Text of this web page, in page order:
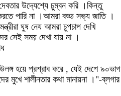
উদ্যেশ্যে চুম্বন করি ।কিন্তু
পারি না ।আমরা বড্ড সভ্য জাতি ।
ঘুষ নেয আমরা চুপচাপ দেখি
সেই সময় দেখা যায় না ।
হয়ে প্রশ্রাব করে , যেই দেশে ৯০ভাগ
মুখে শালীনতার কথা মানায়না ।"-ব্লগার